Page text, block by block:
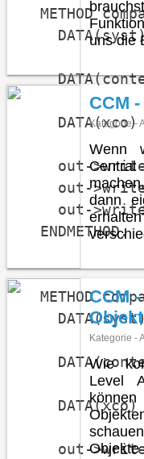
METHOD
out-
out-
out-
ENDMETHOD.
METHOD
DATA(syst)
DATA(xco) =
out-
uns die
CCM
Kategorie -
Wenn
dann
CCM
Kategorie -
Wie
Level
Objekte